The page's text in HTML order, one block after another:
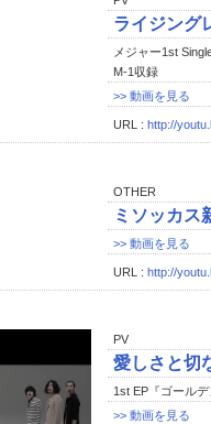
ライジング
メジャー1st
M-1収録
>> 動画を見る
URL : http://
OTHER
ミソッカス
>> 動画を見る
URL : http://
PV
愛しさと切
1st EP『ゴール
>> 動画を見る